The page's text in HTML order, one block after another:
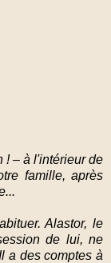
! – à l'intérieur de
famille, après
Alastor, le
de lui, ne
a des comptes à